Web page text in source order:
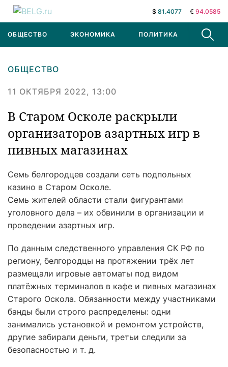
$ 81.4077 € 94.0585
ОБЩЕСТВО ЭКОНОМИКА ПОЛИТИКА В МИРЕ
ОБЩЕСТВО
11 ОКТЯБРЯ 2022, 13:00
В Старом Осколе раскрыли
организаторов азартных игр в
пивных магазинах
Семь белгородцев создали сеть подпольных
казино в Старом Осколе.
Семь жителей области стали фигурантами
уголовного дела – их обвинили в организации и
проведении азартных игр.
По данным следственного управления СК РФ по
региону, белгородцы на протяжении трёх лет
размещали игровые автоматы под видом
платёжных терминалов в кафе и пивных магазинах
Старого Оскола. Обязанности между участниками
банды были строго распределены: одни
занимались установкой и ремонтом устройств,
другие забирали деньги, третьи следили за
безопасностью и т. д.